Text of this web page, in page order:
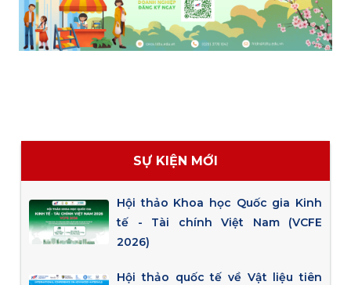
SỰ KIỆN MỚI
Hội thảo Khoa học Quốc gia Kinh
tế - Tài chính Việt Nam (VCFE
2026)
Hội thảo quốc tế về Vật liệu tiên